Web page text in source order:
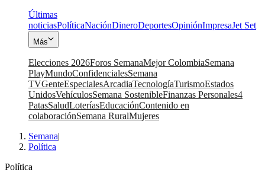
Últimas
noticiasPolíticaNaciónDineroDeportesOpiniónImpresaJet Set
Más
Elecciones 2026Foros SemanaMejor ColombiaSemana
PlayMundoConfidencialesSemana
TVGenteEspecialesArcadiaTecnologíaTurismoEstados
UnidosVehículosSemana SostenibleFinanzas Personales4
PatasSaludLoteríasEducaciónContenido en
colaboraciónSemana RuralMujeres
Semana|
Política
Política